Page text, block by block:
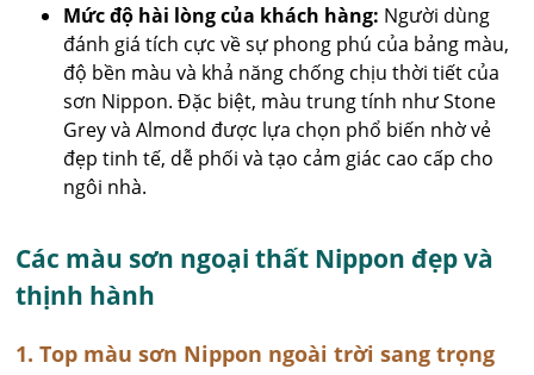
Mức độ hài lòng của khách hàng: Người dùng
đánh giá tích cực về sự phong phú của bảng màu,
độ bền màu và khả năng chống chịu thời tiết của
sơn Nippon. Đặc biệt, màu trung tính như Stone
Grey và Almond được lựa chọn phổ biến nhờ vẻ
đẹp tinh tế, dễ phối và tạo cảm giác cao cấp cho
ngôi nhà.
Các màu sơn ngoại thất Nippon đẹp và
thịnh hành
1. Top màu sơn Nippon ngoài trời sang trọng